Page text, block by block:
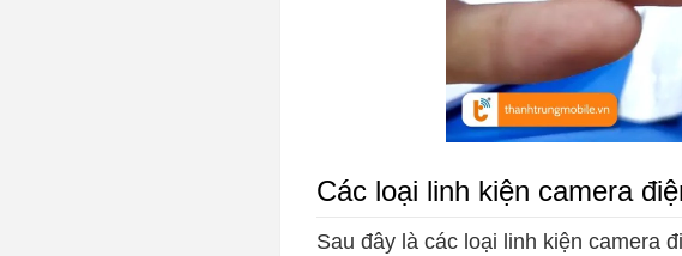
Các loại linh kiện camera
Sau đây là các loại linh kiện camera